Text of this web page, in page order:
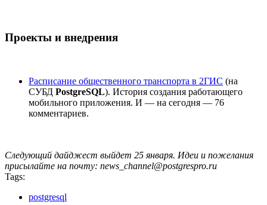
Проекты и внедрения
Расписание общественного транспорта в 2ГИС (на
СУБД PostgreSQL). История создания работающего
мобильного приложения. И — на сегодня — 76
комментариев.
Следующий дайджест выйдет 25 января. Идеи и пожелания
присылайте на почту: news_channel@postgrespro.ru
Tags:
postgresql